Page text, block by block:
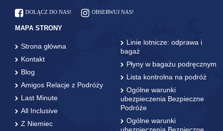
DOŁĄCZ DO NAS! OBSERWUJ NAS!
MAPA STRONY
Strona główna
Kontakt
Blog
Amigos Relacje z Podróży
Last Minute
All Inclusive
Z Niemiec
Linie lotnicze: odprawa i
bagaż
Płyny w bagażu podręcznym
Lista kontrolna na podróż
Ogólne warunki
ubezpieczenia Bezpieczne
Podróże
Ogólne warunki